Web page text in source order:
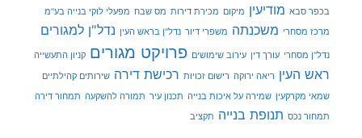
בכפר סבא מודיעין מיקום מכירת דירות מס שבח מפעלי לוקי בנייה בע"מ
מרכז מסחרי משכנתה משפרי דיור נדל"ן בראש העין נדל"ן למגורים
נדל"ן מסחרי עורך דין עירוב שימושים פרויקט מגורים קניון התעשייה
ראש העין ריאה ירוקה רישום זכויות רכישת דירה שירותים קהילתיים
שמאי מקרקעין שמירה על איכות בנייה תכנון עיר תמורה להשקעה תמחור דירה
תמחור נכס תנופת בנייה תקציב